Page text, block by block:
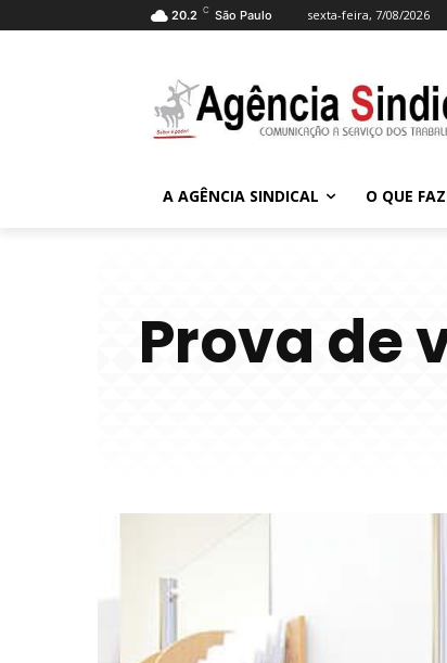
20.2 C São Paulo sexta-feira, 7/08/2026
A AGÊNCIA SINDICAL O QUE
Prova de